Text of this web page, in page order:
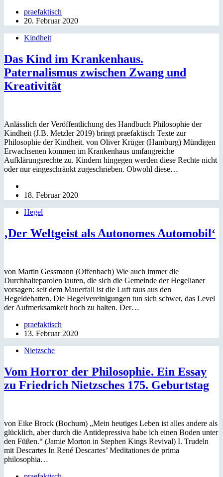
praefaktisch
20. Februar 2020
Kindheit
Das Kind im Krankenhaus.
Paternalismus zwischen Zwang und
Kreativität
Anlässlich der Veröffentlichung des Handbuch Philosophie der
Kindheit (J.B. Metzler 2019) bringt praefaktisch Texte zur
Philosophie der Kindheit. von Oliver Krüger (Hamburg) Mündigen
Erwachsenen kommen im Krankenhaus umfangreiche
Aufklärungsrechte zu. Kindern hingegen werden diese Rechte nicht
oder nur eingeschränkt zugeschrieben. Obwohl diese…
18. Februar 2020
Hegel
‚Der Weltgeist als Autonomes Automobil‘
von Martin Gessmann (Offenbach) Wie auch immer die
Durchhalteparolen lauten, die sich die Gemeinde der Hegelianer
vorsagen: seit dem Mauerfall ist die Luft raus aus den
Hegeldebatten. Die Hegelvereinigungen tun sich schwer, das Level
der Aufmerksamkeit hoch zu halten. Der…
praefaktisch
13. Februar 2020
Nietzsche
Vom Horror der Philosophie. Ein Essay
zu Friedrich Nietzsches 175. Geburtstag
von Eike Brock (Bochum) „Mein heutiges Leben ist alles andere als
glücklich, aber durch die Antidepressiva habe ich einen Boden unter
den Füßen.“ (Jamie Morton in Stephen Kings Revival) I. Trudeln
mit Descartes In René Descartes’ Meditationes de prima
philosophia…